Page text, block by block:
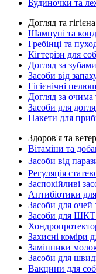
Будиночки та
Догляд та
Шампуні та
Гребінці та
Кігтерізи для
Догляд за
Засоби від
Гігієнічні
Догляд за очима
Засоби для
Пакети для
Здоров'я та
Вітаміни та
Засоби від
Регуляція
Заспокійливі
Антибіотики
Засоби для очей
Засоби для ШКТ
Захисні коміри
Замінники
Засоби для
Вакцини для